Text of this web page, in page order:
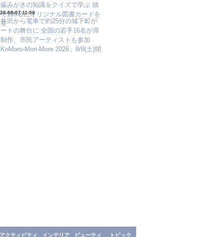
みがきの知識をクイズで学ぶ 抽
100名にオリジナル図書カードを
08-07 11:00
沢から電車で約25分の城下町が
トの舞台に 全国の若手16名が滞
作、市民アーティストも参加
Mori-More 2026」8/8(土)開
アクティビティ インテリア ビューティ トピック